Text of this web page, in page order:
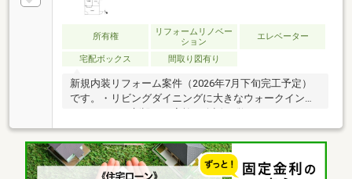
所有権
リフォームリノベー
ション
エレベーター
宅配ボックス 間取り図有り
新規内装リフォーム案件（2026年7月下旬完工予定）
です。・リビングダイニングに大きなウォークインク
ズのリビングダイニングに変更・浴室（1418）、シス
テムキッチン、トイレ、洗面化粧台、洗濯パン等の水
回りをすべて更新・リビングダイニングにはピクチャ
ーレールを新設。お気に入りの絵画も飾れます・専用